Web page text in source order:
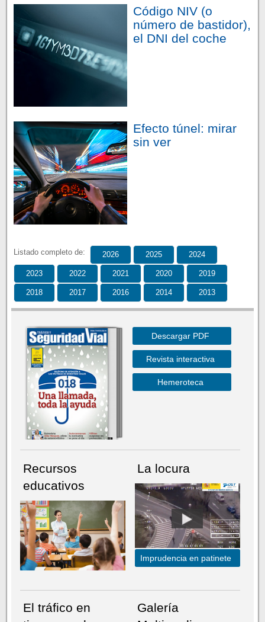
Código NIV (o
número de bastidor),
el DNI del coche
Efecto túnel: mirar
sin ver
Listado completo de: 2026 2025 2024
2023 2022 2021 2020 2019
2018 2017 2016 2014 2013
Descargar PDF
Revista interactiva
Hemeroteca
Recursos
educativos
La locura
Imprudencia en patinete
El tráfico en
Galería